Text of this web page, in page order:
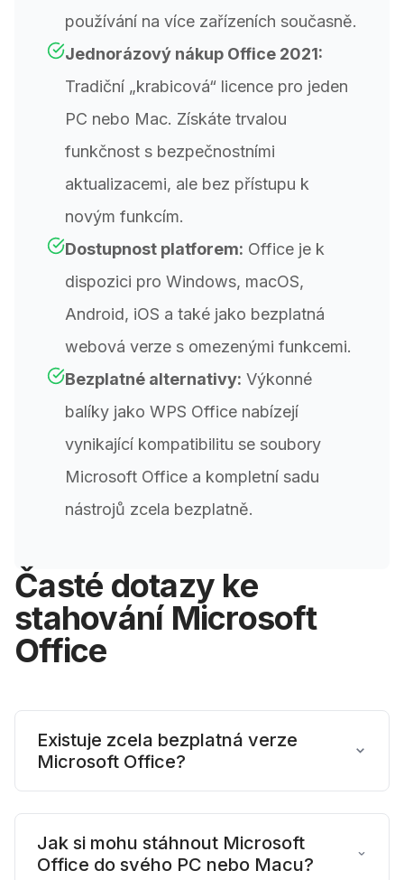
používání na více zařízeních současně.
Jednorázový nákup Office 2021:
Tradiční „krabicová“ licence pro jeden
PC nebo Mac. Získáte trvalou
funkčnost s bezpečnostními
aktualizacemi, ale bez přístupu k
novým funkcím.
Dostupnost platforem: Office je k
dispozici pro Windows, macOS,
Android, iOS a také jako bezplatná
webová verze s omezenými funkcemi.
Bezplatné alternativy: Výkonné
balíky jako WPS Office nabízejí
vynikající kompatibilitu se soubory
Microsoft Office a kompletní sadu
nástrojů zcela bezplatně.
Časté dotazy ke
stahování Microsoft
Office
Existuje zcela bezplatná verze
Microsoft Office?
je bezplatná prohlížečová verze aplikací
Word, Excel a PowerPoint se základními
Jak si mohu stáhnout Microsoft
Office do svého PC nebo Macu?